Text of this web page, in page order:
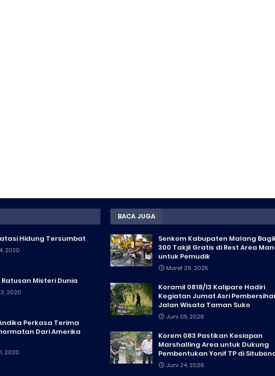
Hidung Tersumbat
2020
Misteri Dunia
2020
Perkasa Terima
Dari Amerika
2020
BACA JUGA
Senkom Kabupaten Malang
300 Takjil Gratis di Rest Area
untuk Pemudik
Maret 29, 2025
Koramil 0818/13 Kalipare Hadiri
Kegiatan Jumat Asri
Jalan Wisata Taman Suko
Juni 05, 2026
Korem 083 Pastikan Kesiapan
Marshalling Area untuk Dukung
Pembentukan Yonif TP di
Juni 24, 2026